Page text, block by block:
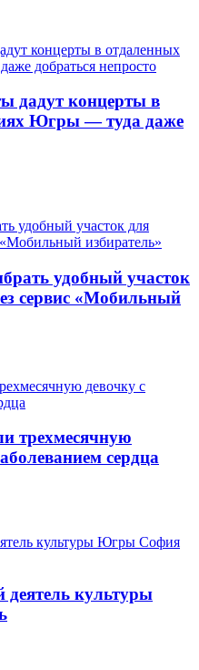
дадут концерты в
Югры — туда даже
удобный участок
сервис «Мобильный
трехмесячную
сердца
культуры